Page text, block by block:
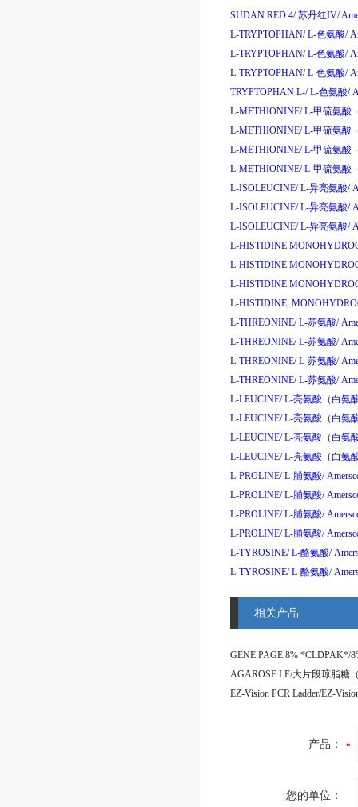
SUDAN RED 4/ 苏丹红IV/
L-TRYPTOPHAN/ L-色氨酸/
L-TRYPTOPHAN/ L-色氨酸/
L-TRYPTOPHAN/ L-色氨酸/
TRYPTOPHAN L-/ L-色氨酸/
L-METHIONINE/ L-甲硫氨酸
L-METHIONINE/ L-甲硫氨酸
L-METHIONINE/ L-甲硫氨酸
L-METHIONINE/ L-甲硫氨酸
L-ISOLEUCINE/ L-异亮氨酸/
L-ISOLEUCINE/ L-异亮氨酸/
L-ISOLEUCINE/ L-异亮氨酸/
L-HISTIDINE
L-HISTIDINE
L-HISTIDINE
L-HISTIDINE,
L-THREONINE/ L-苏氨酸/
L-THREONINE/ L-苏氨酸/
L-THREONINE/ L-苏氨酸/
L-THREONINE/ L-苏氨酸/
L-LEUCINE/ L-亮氨酸 （白氨
L-LEUCINE/ L-亮氨酸 （白氨
L-LEUCINE/ L-亮氨酸 （白氨
L-LEUCINE/ L-亮氨酸 （白氨
L-PROLINE/ L-脯氨酸/
L-PROLINE/ L-脯氨酸/
L-PROLINE/ L-脯氨酸/
L-PROLINE/ L-脯氨酸/
L-TYROSINE/ L-酪氨酸/
L-TYROSINE/ L-酪氨酸/
相关产品
产品：
您的单位：